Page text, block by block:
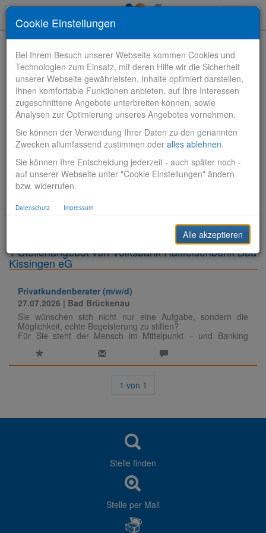
Stelle finden
Vertriebsbank
Produktionsbank
Sonstiges
1 Stellenangebot von Volksbank Raiffeisenbank Bad
Kissingen eG
Privatkundenberater (m/w/d)
27.07.2026 | Bad Brückenau
Sie wünschen sich nicht nur eine Aufgabe, sondern die
Möglichkeit, echte Begeisterung zu stiften?
Für Sie steht der Mensch im Mittelpunkt – und Banking
gegenseitiges Vertrauen und Sicherheit?
Dann laden wir Sie ein, bei der Lieblingsbank -
1 von 1
Stelle finden
Stelle per Mail
Cookie Einstellungen
Bei Ihrem Besuch unserer Webseite kommen Cookies und
Technologien zum Einsatz, mit deren Hilfe wir die Sicherheit
unserer Webseite gewährleisten, Inhalte optimiert darstellen,
Ihnen komfortable Funktionen anbieten, auf Ihre Interessen
zugeschnittene Angebote unterbreiten können, sowie
Analysen zur Optimierung unseres Angebotes vornehmen.
Sie können der Verwendung Ihrer Daten zu den genannten
Zwecken allumfassend zustimmen oder alles ablehnen.
Sie können Ihre Entscheidung jederzeit - auch später noch -
auf unserer Webseite unter "Cookie Einstellungen" ändern
bzw. widerrufen.
Datenschutz Impressum
Alle akzeptieren